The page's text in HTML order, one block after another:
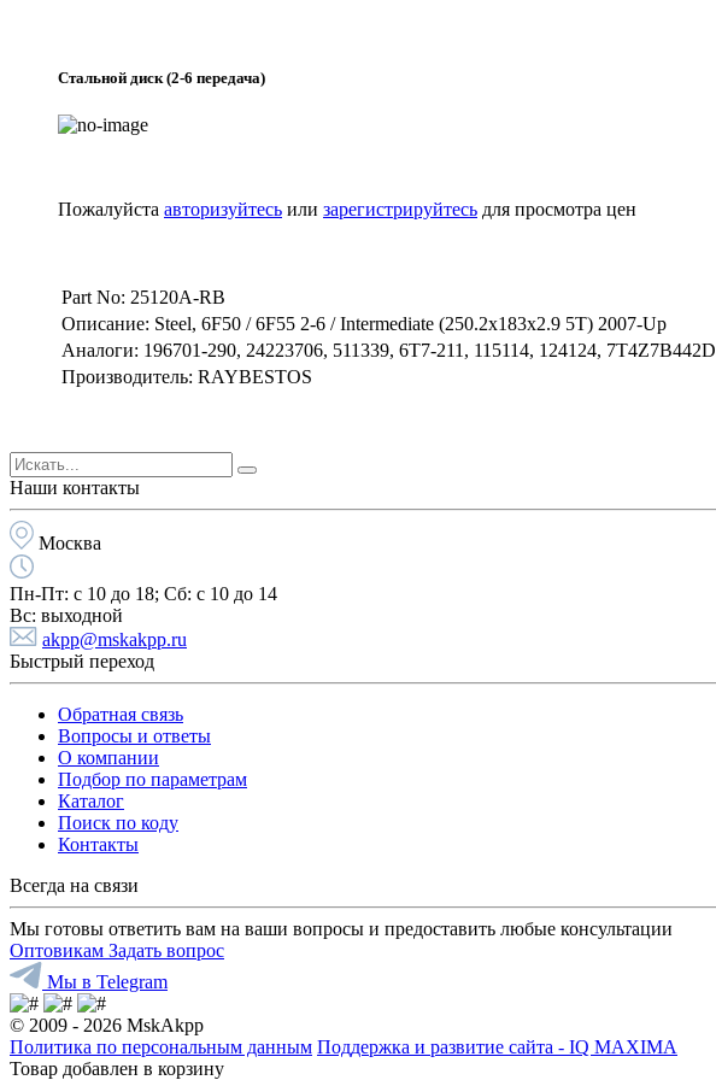
Стальной диск (2-6 передача)
Пожалуйста авторизуйтесь или зарегистрируйтесь для просмотра цен
Part No: 25120A-RB
Описание: Steel, 6F50 / 6F55 2-6 / Intermediate (250.2x183x2.9 5T) 2007-Up
Аналоги: 196701-290, 24223706, 511339, 6T7-211, 115114, 124124, 7T4Z7B442D
Производитель: RAYBESTOS
Наши контакты
Москва
Пн-Пт: с 10 до 18; Cб: с 10 до 14
Вс: выходной
akpp@mskakpp.ru
Быстрый переход
Обратная связь
Вопросы и ответы
О компании
Подбор по параметрам
Каталог
Поиск по коду
Контакты
Всегда на связи
Мы готовы ответить вам на ваши вопросы и предоставить любые консультации
Оптовикам Задать вопрос
Мы в Telegram
© 2009 - 2026 MskAkpp
Политика по персональным данным Поддержка и развитие сайта - IQ MAXIMA
Товар добавлен в корзину